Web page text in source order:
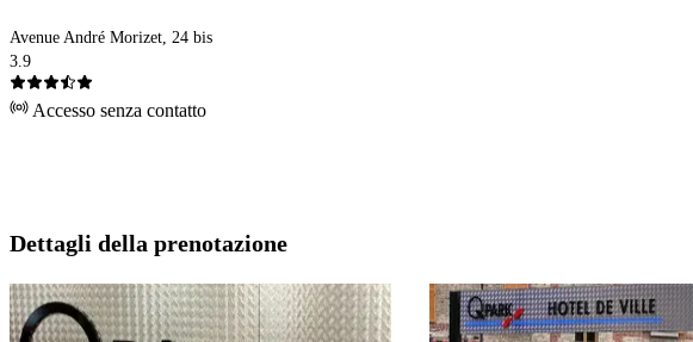
Avenue André Morizet, 24 bis
3.9
Accesso senza contatto
Dettagli della prenotazione